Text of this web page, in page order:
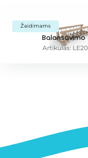
Žaidimams
Artikulas: